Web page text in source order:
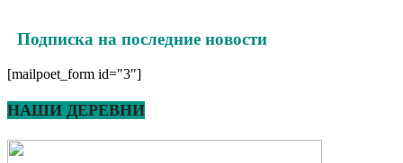
Подписка на последние новости
[mailpoet_form id="3"]
НАШИ ДЕРЕВНИ